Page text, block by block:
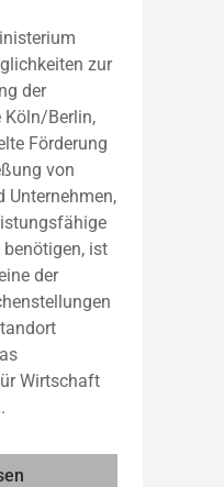
zur
der
Berlin,
Förderung
von
Unternehmen,
ist
der
Wirtschaft